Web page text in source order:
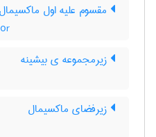
مقسوم علیه اول ماکسیمال
زیرمجموعه ی بیشینه
زیرفضای ماکسیمال